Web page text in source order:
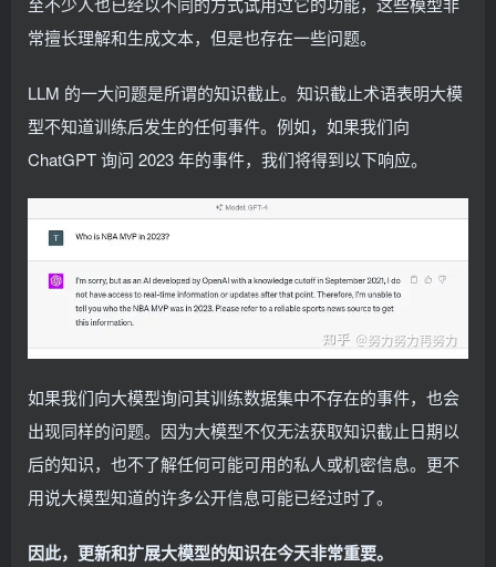
常擅长理解和生成文本，但是也存在一些问题。
LLM 的一大问题是所谓的知识截止。知识截止术语表明大模
型不知道训练后发生的任何事件。例如，如果我们向
ChatGPT 询问 2023 年的事件，我们将得到以下响应。
如果我们向大模型询问其训练数据集中不存在的事件，也会
出现同样的问题。因为大模型不仅无法获取知识截止日期以
后的知识，也不了解任何可能可用的私人或机密信息。更不
用说大模型知道的许多公开信息可能已经过时了。
因此，更新和扩展大模型的知识在今天非常重要。